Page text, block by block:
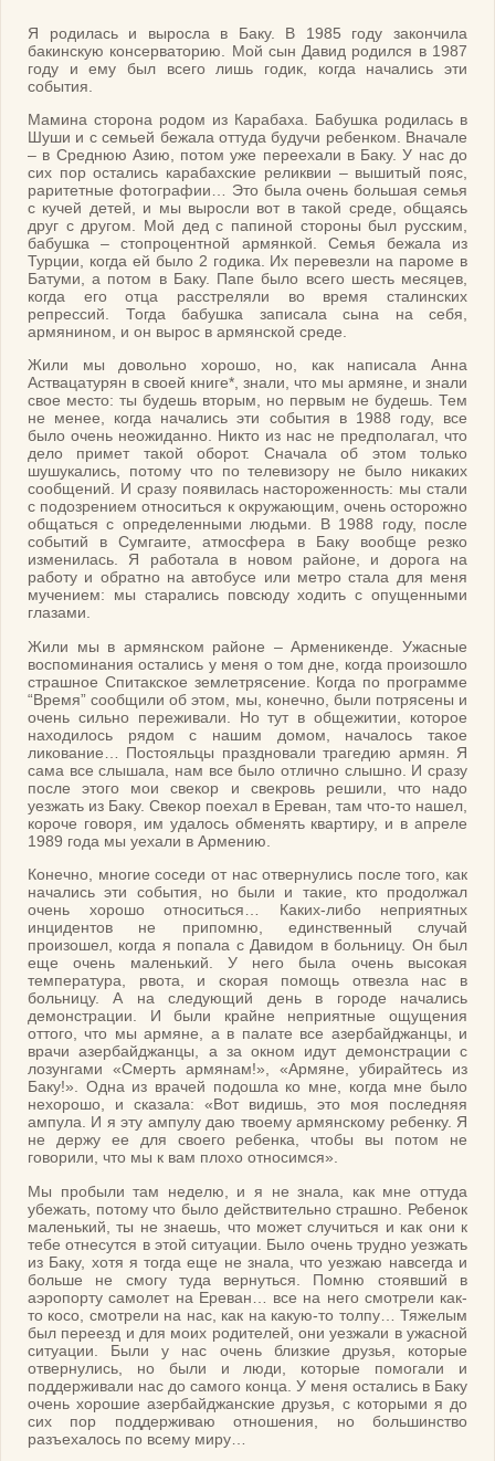
Я родилась и выросла в Баку. В 1985 году закончила
бакинскую консерваторию. Мой сын Давид родился в 1987
году и ему был всего лишь годик, когда начались эти
события.
Мамина сторона родом из Карабаха. Бабушка родилась в
Шуши и с семьей бежала оттуда будучи ребенком. Вначале
– в Среднюю Азию, потом уже переехали в Баку. У нас до
сих пор остались карабахские реликвии – вышитый пояс,
раритетные фотографии… Это была очень большая семья
с кучей детей, и мы выросли вот в такой среде, общаясь
друг с другом. Мой дед с папиной стороны был русским,
бабушка – стопроцентной армянкой. Семья бежала из
Турции, когда ей было 2 годика. Их перевезли на пароме в
Батуми, а потом в Баку. Папе было всего шесть месяцев,
когда его отца расстреляли во время сталинских
репрессий. Тогда бабушка записала сына на себя,
армянином, и он вырос в армянской среде.
Жили мы довольно хорошо, но, как написала Анна
Аствацатурян в своей книге*, знали, что мы армяне, и знали
свое место: ты будешь вторым, но первым не будешь. Тем
не менее, когда начались эти события в 1988 году, все
было очень неожиданно. Никто из нас не предполагал, что
дело примет такой оборот. Сначала об этом только
шушукались, потому что по телевизору не было никаких
сообщений. И сразу появилась настороженность: мы стали
с подозрением относиться к окружающим, очень осторожно
общаться с определенными людьми. В 1988 году, после
событий в Сумгаите, атмосфера в Баку вообще резко
изменилась. Я работала в новом районе, и дорога на
работу и обратно на автобусе или метро стала для меня
мучением: мы старались повсюду ходить с опущенными
глазами.
Жили мы в армянском районе – Арменикенде. Ужасные
воспоминания остались у меня о том дне, когда произошло
страшное Спитакское землетрясение. Когда по программе
“Время” сообщили об этом, мы, конечно, были потрясены и
очень сильно переживали. Но тут в общежитии, которое
находилось рядом с нашим домом, началось такое
ликование… Постояльцы праздновали трагедию армян. Я
сама все слышала, нам все было отлично слышно. И сразу
после этого мои свекор и свекровь решили, что надо
уезжать из Баку. Свекор поехал в Ереван, там что-то нашел,
короче говоря, им удалось обменять квартиру, и в апреле
1989 года мы уехали в Армению.
Конечно, многие соседи от нас отвернулись после того, как
начались эти события, но были и такие, кто продолжал
очень хорошо относиться… Каких-либо неприятных
инцидентов не припомню, единственный случай
произошел, когда я попала с Давидом в больницу. Он был
еще очень маленький. У него была очень высокая
температура, рвота, и скорая помощь отвезла нас в
больницу. А на следующий день в городе начались
демонстрации. И были крайне неприятные ощущения
оттого, что мы армяне, а в палате все азербайджанцы, и
врачи азербайджанцы, а за окном идут демонстрации с
лозунгами «Смерть армянам!», «Армяне, убирайтесь из
Баку!». Одна из врачей подошла ко мне, когда мне было
нехорошо, и сказала: «Вот видишь, это моя последняя
ампула. И я эту ампулу даю твоему армянскому ребенку. Я
не держу ее для своего ребенка, чтобы вы потом не
говорили, что мы к вам плохо относимся».
Мы пробыли там неделю, и я не знала, как мне оттуда
убежать, потому что было действительно страшно. Ребенок
маленький, ты не знаешь, что может случиться и как они к
тебе отнесутся в этой ситуации. Было очень трудно уезжать
из Баку, хотя я тогда еще не знала, что уезжаю навсегда и
больше не смогу туда вернуться. Помню стоявший в
аэропорту самолет на Ереван… все на него смотрели как-
то косо, смотрели на нас, как на какую-то толпу… Тяжелым
был переезд и для моих родителей, они уезжали в ужасной
ситуации. Были у нас очень близкие друзья, которые
отвернулись, но были и люди, которые помогали и
поддерживали нас до самого конца. У меня остались в Баку
очень хорошие азербайджанские друзья, с которыми я до
сих пор поддерживаю отношения, но большинство
разъехалось по всему миру…